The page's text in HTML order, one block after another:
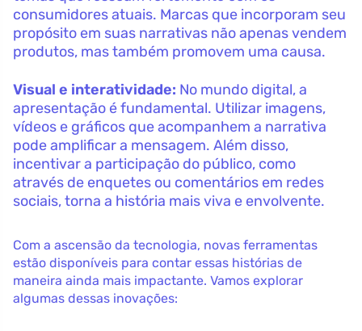
consumidores atuais. Marcas que incorporam seu
propósito em suas narrativas não apenas vendem
produtos, mas também promovem uma causa.
Visual e interatividade: No mundo digital, a
apresentação é fundamental. Utilizar imagens,
vídeos e gráficos que acompanhem a narrativa
pode amplificar a mensagem. Além disso,
incentivar a participação do público, como
através de enquetes ou comentários em redes
sociais, torna a história mais viva e envolvente.
Com a ascensão da tecnologia, novas ferramentas
estão disponíveis para contar essas histórias de
maneira ainda mais impactante. Vamos explorar
algumas dessas inovações: